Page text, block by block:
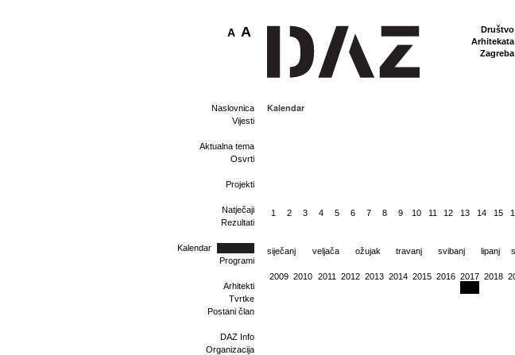
Društvo
Arhitekata
Zagreba
A A
Naslovnica
Vijesti
Aktualna tema
Osvrti
Projekti
Natječaji
Rezultati
Kalendar
Programi
Arhitekti
Tvrtke
Postani član
DAZ Info
Organizacija
Kalendar
1 2 3 4 5 6 7 8 9 10 11 12 13 14 15
siječanj veljača ožujak travanj svibanj lipanj
2009 2010 2011 2012 2013 2014 2015 2016 2017 2018